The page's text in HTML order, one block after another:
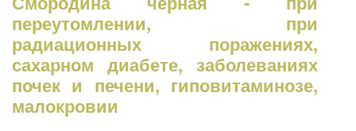
переутомлении, при
радиационных поражениях,
сахарном диабете, заболеваниях
почек и печени, гиповитаминозе,
малокровии